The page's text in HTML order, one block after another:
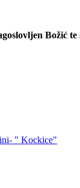
Božić
" Kockice"